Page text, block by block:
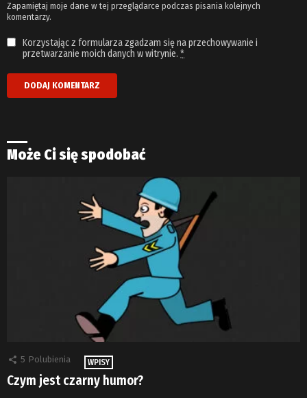
Zapamiętaj moje dane w tej przeglądarce podczas pisania kolejnych
komentarzy.
Korzystając z formularza zgadzam się na przechowywanie i
przetwarzanie moich danych w witrynie. *
Może Ci się spodobać
5 Polubienia WPISY
Czym jest czarny humor?